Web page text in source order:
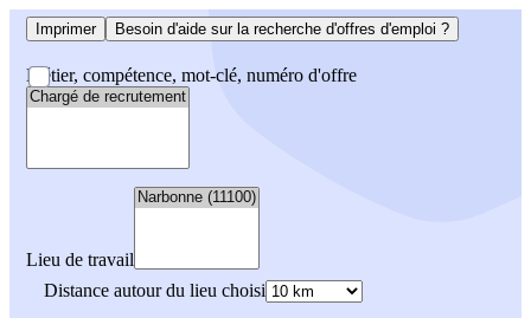
Imprimer Besoin d'aide sur la recherche d'offres d'emploi ?
Métier, compétence, mot-clé, numéro d'offre
Lieu de travail
Distance autour du lieu choisi